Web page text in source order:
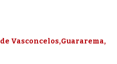
Vasconcelos Guararema